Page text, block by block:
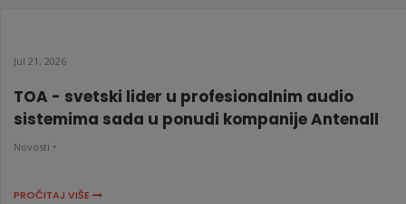
Jul 21, 2026
TOA - svetski lider u profesionalnim audio
sistemima sada u ponudi kompanije Antenall
Novosti •
PROČITAJ VIŠE